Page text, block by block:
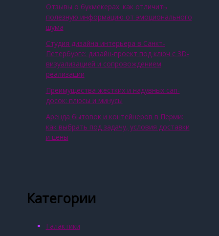
Отзывы о букмекерах: как отличить
полезную информацию от эмоционального
шума
Студия дизайна интерьера в Санкт-
Петербурге: дизайн-проект под ключ с 3D-
визуализацией и сопровождением
реализации
Преимущества жестких и надувных сап-
досок: плюсы и минусы
Аренда бытовок и контейнеров в Перми:
как выбрать под задачу, условия доставки
и цены
Категории
Галактики